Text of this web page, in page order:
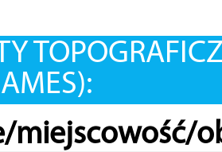
miejscowość/